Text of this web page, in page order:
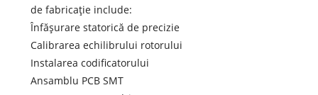
de fabricație include:
Înfășurare statorică de precizie
Calibrarea echilibrului rotorului
Instalarea codificatorului
Ansamblu PCB SMT